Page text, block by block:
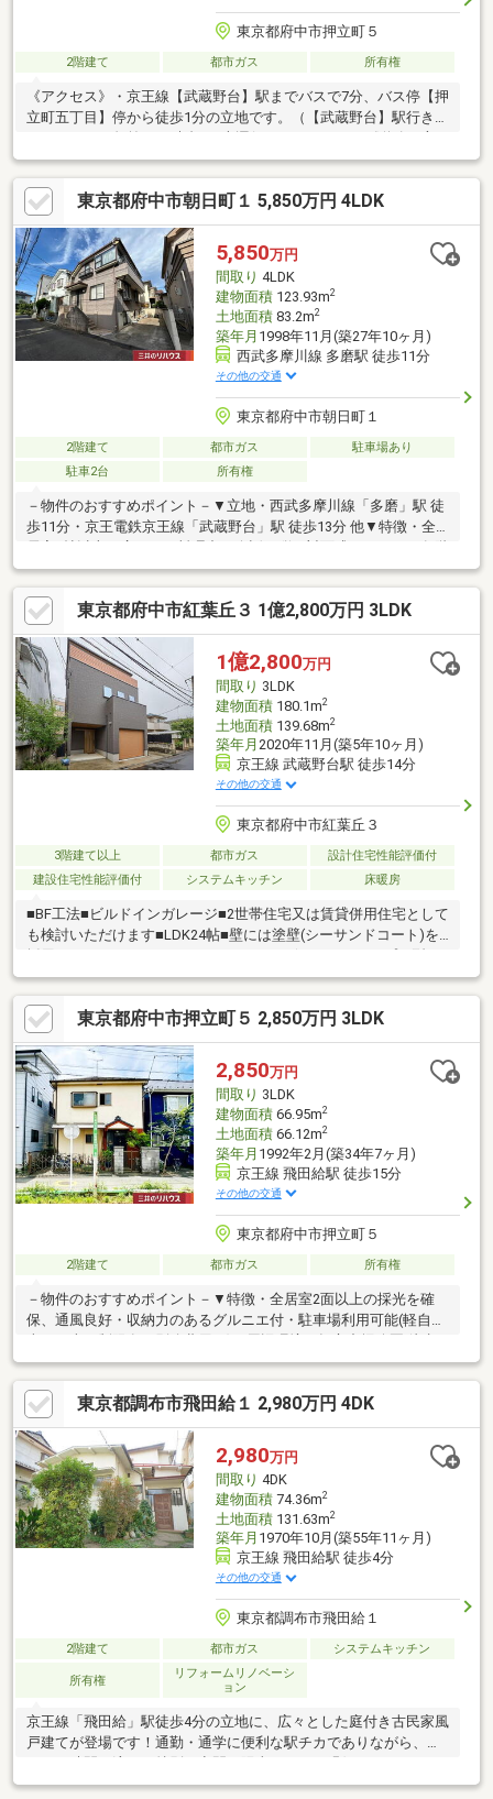
東京都府中市押立町５
2階建て 都市ガス 所有権
《アクセス》・京王線【武蔵野台】駅までバスで7分、バス停【押
立町五丁目】停から徒歩1分の立地です。（【武蔵野台】駅行きの
位等》・南西・南東の角地です。採光・通風に優れ、開放感ある
立地条件です。《室内の特徴》・風通しの良い二面採光の居室。
全居室二面採光の間取り設計となっており、どの居室も換気がし
やすいのが特徴です。《リビングメッセージ》・【セブンイレブ
ン府中押立町4丁目店】（約700ｍ）・【南白糸台小学校】（約
1500ｍ）・【府中第六中学校】（約2000ｍ）
東京都府中市朝日町１ 5,850万円 4LDK
5,850万円
間取り 4LDK
建物面積123.93m2
土地面積83.2m2
築年月 1998年11月(築27年10ヶ月)
西武多摩川線 多磨駅 徒歩11分
その他の交通
東京都府中市朝日町１
2階建て 都市ガス
駐車場あり
駐車2台
所有権
－物件のおすすめポイント－▼立地・西武多摩川線「多磨」駅 徒
歩11分・京王電鉄京王線「武蔵野台」駅 徒歩13分 他▼特徴・全
居室6帖以上の広さ・お料理中も会話が弾む対面式キッチン・各階
に洗面台・トイレ有・各和洋室・廊下に収納を設置・主寝室(約
8.3帖)・和室(約8.0帖)が面する南面バルコニー・カースペース2台
分有(車種による)▼周辺環境・府中市立白糸台小学校 徒歩2分(約
160m)・ローソン・スリーエフ府中朝日町一丁目店 徒歩3分(約
240m)■ ご希望の住まい探しをお手伝いします ━━━━━・・・
物件の詳細・ご相談はお気軽にお問い合わせください。
東京都府中市紅葉丘３ 1億2,800万円 3LDK
1億2,800万円
間取り 3LDK
建物面積180.1m2
土地面積139.68m2
築年月 2020年11月(築5年10ヶ月)
京王線 武蔵野台駅 徒歩14分
その他の交通
東京都府中市紅葉丘３
3階建て以上 都市ガス
設計住宅性能評価付
建設住宅性能評価付
システムキッチン 床暖房
■BF工法■ビルドインガレージ■2世帯住宅又は賃貸併用住宅として
も検討いただけます■LDK24帖■壁には塗壁(シーサンドコート)を
食洗機)■LDK部分には床暖房■床材は、オーク挽板を採用
東京都府中市押立町５ 2,850万円 3LDK
2,850万円
間取り 3LDK
建物面積66.95m2
土地面積66.12m2
築年月 1992年2月(築34年7ヶ月)
京王線 飛田給駅 徒歩15分
その他の交通
東京都府中市押立町５
2階建て 都市ガス 所有権
－物件のおすすめポイント－▼特徴・全居室2面以上の採光を確
保、通風良好・収納力のあるグルニエ付・駐車場利用可能(軽自動
車など車種制限有・別途費用要)▼周辺環境・押立中堀公園 徒歩1
分(約60m)※本物件は規定の建ぺい率、容積率をオーバーしてお
り、再建築にあたり同規模の建築物は建築不可※建築基準法に定
める道路に接道していないため原則として建物の建築・増築・改
築は不可建築審査会の同意を得て建築基準法43条2項2号の許可を
受けた場合には建築物の建築・増築・改築が可能■ ご希望の住ま
い探しをお手伝いします ━━━━━・・・物件の詳細・ご相談は
お気軽にお問い合わせください。
東京都調布市飛田給１ 2,980万円 4DK
2,980万円
間取り 4DK
建物面積74.36m2
土地面積131.63m2
築年月 1970年10月(築55年11ヶ月)
京王線 飛田給駅 徒歩4分
その他の交通
東京都調布市飛田給１
2階建て 都市ガス システムキッチン
所有権
リフォームリノベーシ
ョン
京王線「飛田給」駅徒歩4分の立地に、広々とした庭付き古民家風
戸建てが登場です！通勤・通学に便利な駅チカでありながら、穏
とお茶をしたり、広々としたお庭で家庭菜園を楽しんだり。自分